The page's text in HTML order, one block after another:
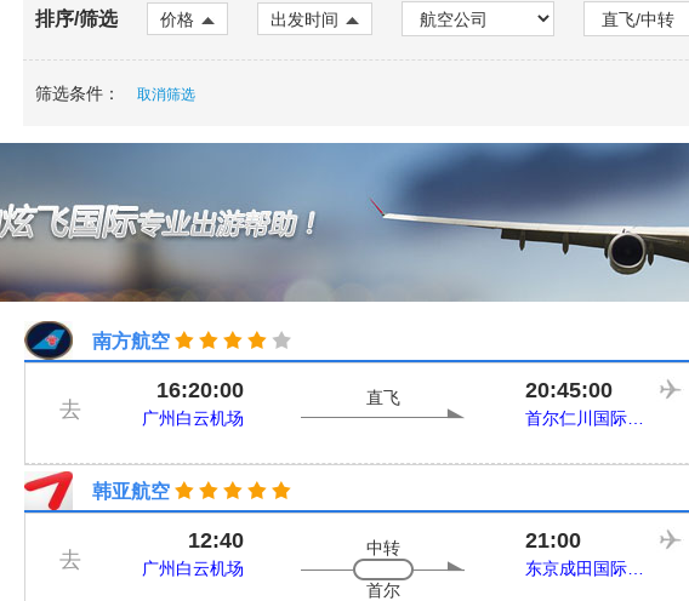
排序/筛选 价格 出发时间
筛选条件： 取消筛选
南方航空
去
16:20:00
广州白云机场
直飞 20:45:00
韩亚航空
去
12:40
广州白云机场
中转
首尔
21:00